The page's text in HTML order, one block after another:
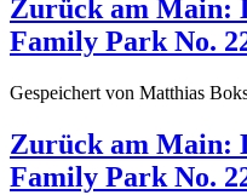
Zurück am Main:
Family Park No.
Gespeichert von Matthias
Zurück am Main:
Family Park No.